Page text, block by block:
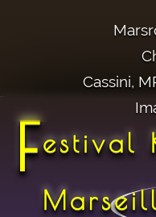
Cassini,
Festival